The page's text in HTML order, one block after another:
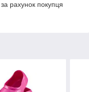
рахунок покупця